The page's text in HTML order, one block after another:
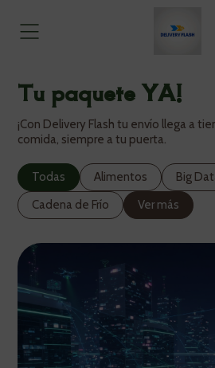
Tu paquete YA!
¡Con Delivery Flash tu envío llega a
comida, siempre a tu puerta.
Todas Alimentos Big
Cadena de Frío
Ver más